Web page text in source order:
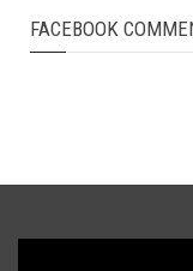
FACEBOOK